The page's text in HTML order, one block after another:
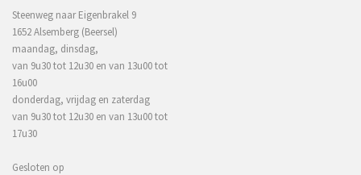
Steenweg naar Eigenbrakel 9
1652 Alsemberg (Beersel)
maandag, dinsdag,
van 9u30 tot 12u30 en van 13u00 tot
16u00
donderdag, vrijdag en zaterdag
van 9u30 tot 12u30 en van 13u00 tot
17u30
Gesloten op